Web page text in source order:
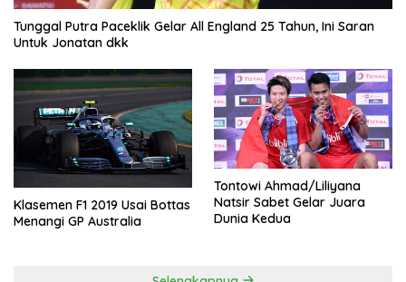
Tunggal Putra Paceklik Gelar All England 25 Tahun, Ini Saran
Untuk Jonatan dkk
Klasemen F1 2019 Usai Bottas
Menangi GP Australia
Tontowi Ahmad/Liliyana
Natsir Sabet Gelar Juara
Dunia Kedua